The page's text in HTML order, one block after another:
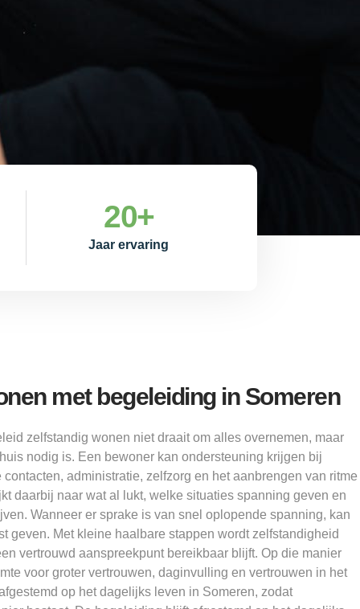
Jaar ervaring
20+
met begeleiding in Someren
zelfstandig wonen niet draait om alles overnemen, maar
nodig is. Een bewoner kan ondersteuning krijgen bij
administratie, zelfzorg en het aanbrengen van ritme
daarbij naar wat al lukt, welke situaties spanning geven en
Wanneer er sprake is van snel oplopende spanning, kan
geven. Met kleine haalbare stappen wordt zelfstandigheid
vertrouwd aanspreekpunt bereikbaar blijft. Op die manier
voor groter vertrouwen, daginvulling en vertrouwen in het
op het dagelijks leven in Someren, zodat